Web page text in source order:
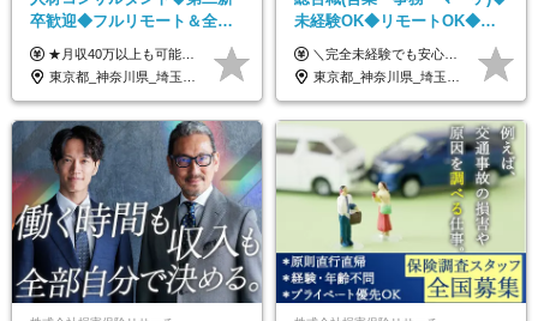
卒歓迎◆フルリモート＆全国
から勤務OK◆残業月10h以内
◆フレックス制
★月収40万以上も可能！ ★能力・スキル・経験を考慮した年収額を設定します ★年功序列ではなく、チャレンジを評価して給与に反映！ ■月給20万円～40万円＋決算賞与 ※経験・スキルを考慮のうえ決定します ※給与にはみなし残業代40時間分を含む。そのほか詳細に関しては別途面接時にご説明します ※試用期間3ヵ月あり。期間中の雇用形態・条件などに差異はありません
東京都_神奈川県_埼玉県_千葉県_大阪府_愛知県_北海道_青森県_岩手県_宮城県_秋田県_山形県_福島県_茨城県_栃木県_群馬県_新潟県_山梨県_長野県_富山県_石川県_福井県_静岡県_岐阜県_三重県_兵庫県_京都府_滋賀県_奈良県_和歌山県_広島県_岡山県_鳥取県_島根県_山口県_徳島県_香川県_愛媛県_高知県_福岡県_熊本県_佐賀県_長崎県_大分県_宮崎県_鹿児島県_沖縄県
未経験OK◆リモートOK◆学
歴不問◆20代活躍中！
＼完全未経験でも安心して年収UP可能です！／ -------------- 【1】営業 月給25万円～80万円＋賞与 【2】事務 月給21万円～50万円＋賞与 【3】マーケ 月給25万円～80万円＋賞与 ※試用期間3ヶ月間の待遇に変動はありません。 ※みなし残業代(月20時間分29,725円～)を含む。（※超過分は追加支給）
東京都_神奈川県_埼玉県_千葉県_大阪府_愛知県_北海道_青森県_岩手県_宮城県_秋田県_山形県_福島県_茨城県_栃木県_群馬県_新潟県_山梨県_長野県_富山県_石川県_福井県_静岡県_岐阜県_三重県_兵庫県_京都府_滋賀県_奈良県_和歌山県_広島県_岡山県_鳥取県_島根県_山口県_徳島県_香川県_愛媛県_高知県_福岡県_熊本県_佐賀県_長崎県_大分県_宮崎県_鹿児島県_沖縄県